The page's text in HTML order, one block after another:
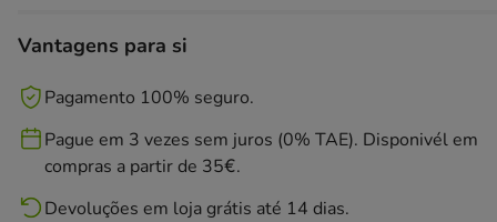
Vantagens para si
Pagamento 100% seguro.
Pague em 3 vezes sem juros (0% TAE). Disponivél em
compras a partir de 35€.
Devoluções em loja grátis até 14 dias.